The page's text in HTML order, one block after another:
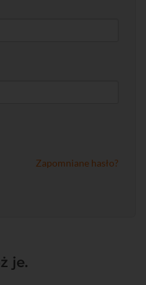
Zapomniane hasło?
je.